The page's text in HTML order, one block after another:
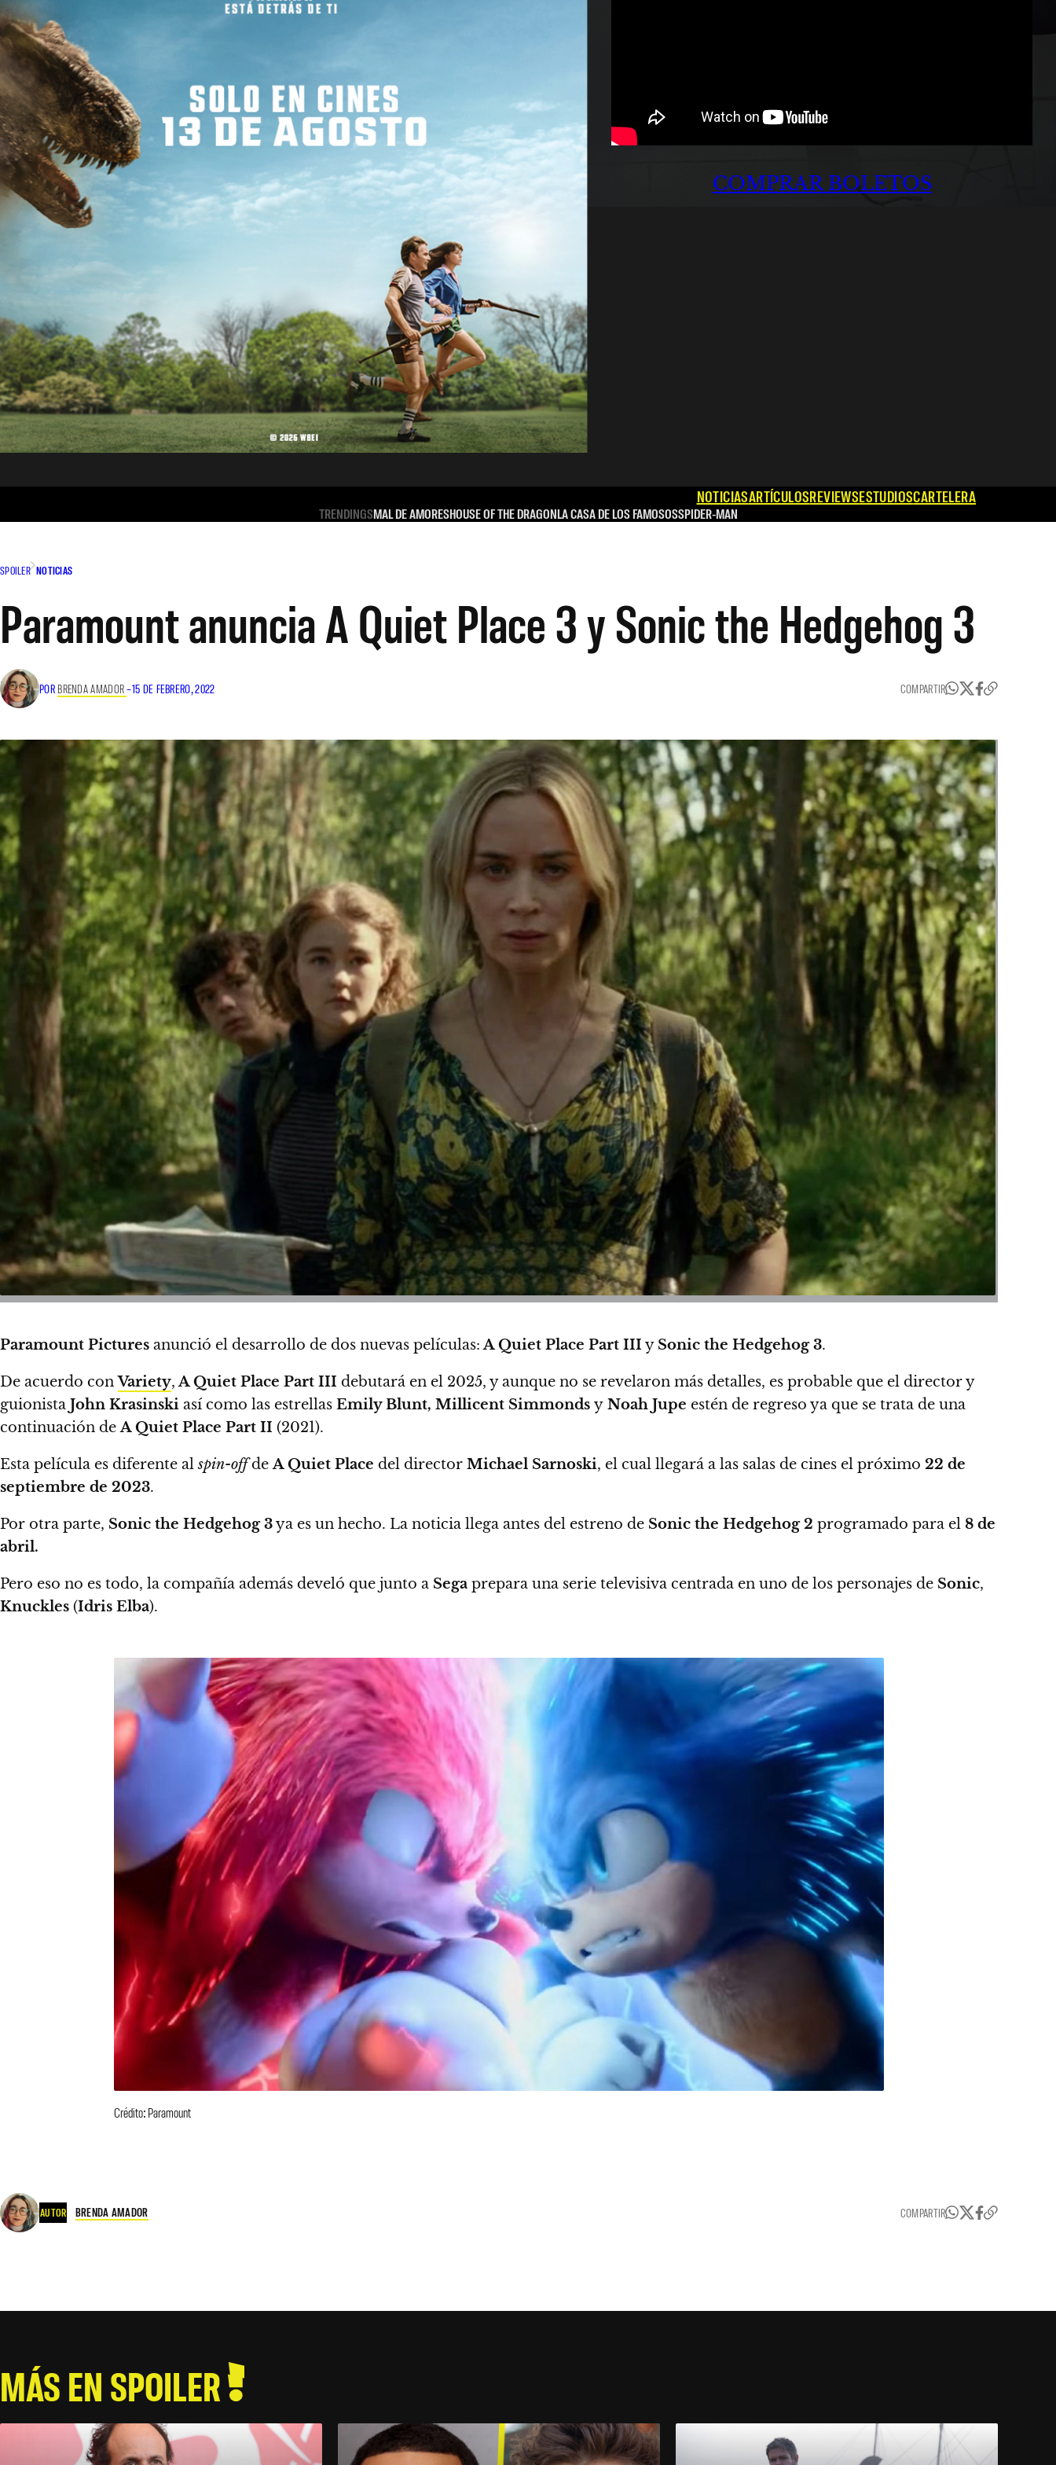
COMPRAR BOLETOS
NOTICIASARTÍCULOSREVIEWSESTUDIOSCARTELERA
TRENDINGSMAL DE AMORESHOUSE OF THE DRAGONLA CASA DE LOS FAMOSOSSPIDER-MAN
SPOILER NOTICIAS
Paramount anuncia A Quiet Place 3 y Sonic the Hedgehog 3
POR BRENDA AMADOR–15 DE FEBRERO, 2022 COMPARTIR
Paramount Pictures anunció el desarrollo de dos nuevas películas:A Quiet Place Part III y Sonic the Hedgehog 3.
De acuerdo conVariety,A Quiet Place Part III debutará en el 2025, y aunque no se revelaron más detalles, es probable que el director y
guionista John Krasinski así como las estrellas Emily Blunt, Millicent Simmonds y Noah Jupe estén de regreso ya que se trata de una
continuación deA Quiet Place Part II (2021).
Esta película es diferente alspin-offdeA Quiet Place del director Michael Sarnoski, el cual llegará a las salas de cines el próximo 22 de
septiembre de 2023.
Por otra parte, Sonic the Hedgehog 3ya es un hecho. La noticia llega antes del estreno de Sonic the Hedgehog 2 programado para el 8 de
abril.
Pero eso no es todo, la compañía además develó que junto a Sega prepara una serie televisiva centrada en uno de los personajes de Sonic,
Knuckles (Idris Elba).
Crédito: Paramount
AUTOR BRENDA AMADOR COMPARTIR
MÁS EN SPOILER